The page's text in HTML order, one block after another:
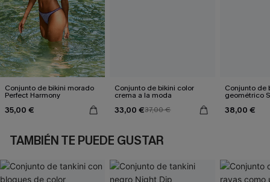
Conjunto de bikini morado
Perfect Harmony
35,00 €
Conjunto de bikini color
crema a la moda
33,00 €37,00 €
Conjunto de
geométrico
38,00 €
TAMBIÉN TE PUEDE GUSTAR